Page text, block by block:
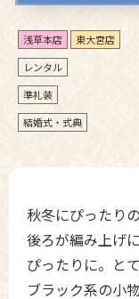
浅草本店 東大宮店
レンタル
準礼装
結婚式・式典
秋冬にぴったり
後ろが編み上げ
ぴったりに。と
ブラック系の小